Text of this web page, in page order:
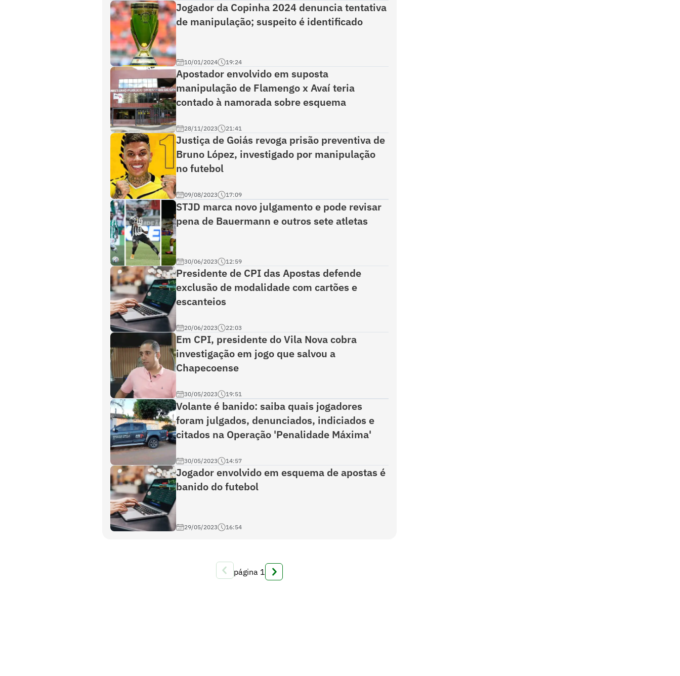
Jogador da Copinha 2024 denuncia tentativa
de manipulação; suspeito é identificado
10/01/2024 19:24
Apostador envolvido em suposta
manipulação de Flamengo x Avaí teria
contado à namorada sobre esquema
28/11/2023 21:41
Justiça de Goiás revoga prisão preventiva de
Bruno López, investigado por manipulação
no futebol
09/08/2023 17:09
STJD marca novo julgamento e pode revisar
pena de Bauermann e outros sete atletas
30/06/2023 12:59
Presidente de CPI das Apostas defende
exclusão de modalidade com cartões e
escanteios
20/06/2023 22:03
Em CPI, presidente do Vila Nova cobra
investigação em jogo que salvou a
Chapecoense
30/05/2023 19:51
Volante é banido: saiba quais jogadores
foram julgados, denunciados, indiciados e
citados na Operação 'Penalidade Máxima'
30/05/2023 14:57
Jogador envolvido em esquema de apostas é
banido do futebol
29/05/2023 16:54
página 1